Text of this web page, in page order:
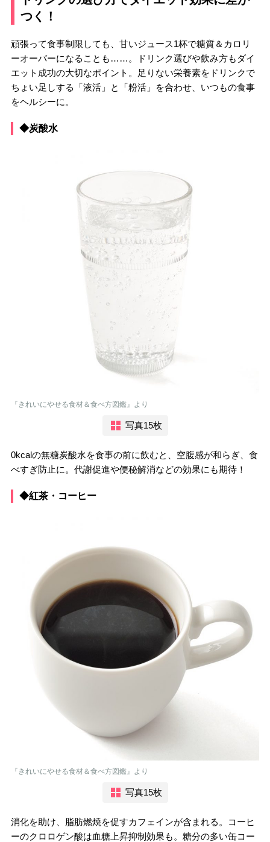
つく！
頑張って食事制限しても、甘いジュース1杯で糖質＆カロリ
ーオーバーになることも……。ドリンク選びや飲み方もダイ
エット成功の大切なポイント。足りない栄養素をドリンクで
ちょい足しする「液活」と「粉活」を合わせ、いつもの食事
をヘルシーに。
◆炭酸水
『きれいにやせる食材＆食べ方図鑑』より
写真15枚
0kcalの無糖炭酸水を食事の前に飲むと、空腹感が和らぎ、食
べすぎ防止に。代謝促進や便秘解消などの効果にも期待！
◆紅茶・コーヒー
『きれいにやせる食材＆食べ方図鑑』より
写真15枚
消化を助け、脂肪燃焼を促すカフェインが含まれる。コーヒ
ーのクロロゲン酸は血糖上昇抑制効果も。糖分の多い缶コー